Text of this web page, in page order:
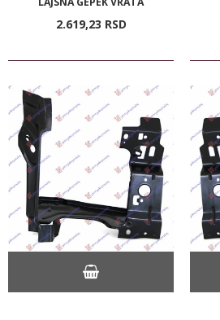
2.619,23 RSD